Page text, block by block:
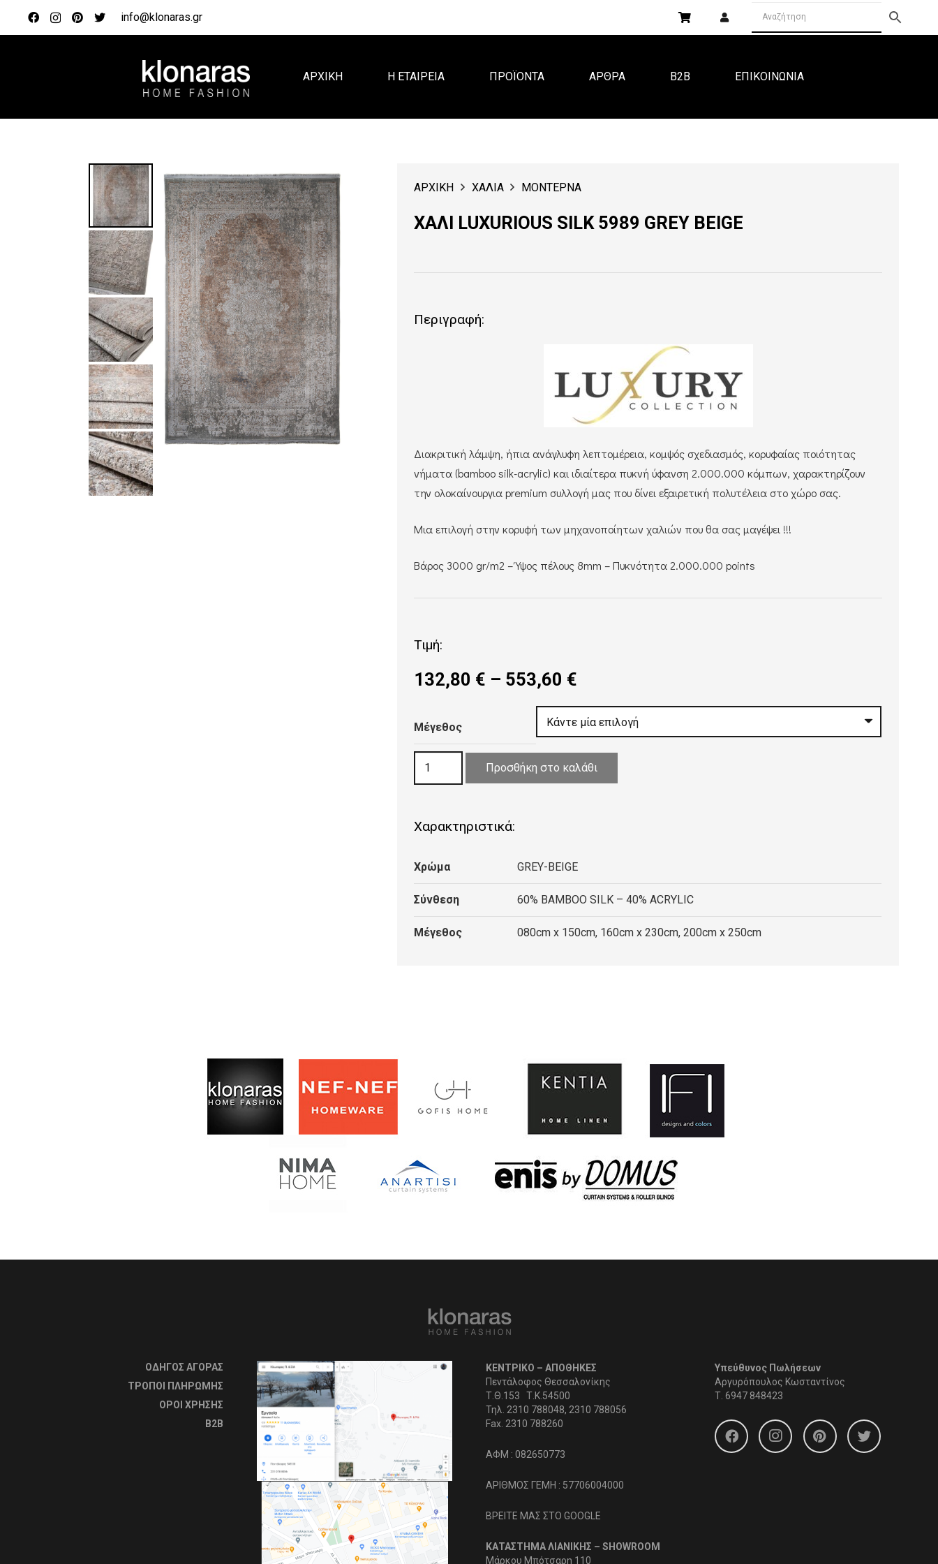
info@klonaras.gr
ΑΡΧΙΚΗ Η ΕΤΑΙΡΕΙΑ ΠΡΟΪΟΝΤΑ ΑΡΘΡΑ B2B ΕΠΙΚΟΙΝΩΝΙΑ
ΑΡΧΙΚΗ ΧΑΛΙΑ ΜΟΝΤΕΡΝΑ
ΧΑΛΙ LUXURIOUS SILK 5989 GREY BEIGE
Περιγραφή:
Διακριτική λάμψη, ήπια ανάγλυφη λεπτομέρεια, κομψός σχεδιασμός, κορυφαίας ποιότητας
νήματα (bamboo silk-acrylic) και ιδιαίτερα πυκνή ύφανση 2.000.000 κόμπων, χαρακτηρίζουν
την ολοκαίνουργια premium συλλογή μας που δίνει εξαιρετική πολυτέλεια στο χώρο σας.
Μια επιλογή στην κορυφή των μηχανοποίητων χαλιών που θα σας μαγέψει !!!
Bάρος 3000 gr/m2 – Ύψος πέλους 8mm – Πυκνότητα 2.000.000 points
Τιμή:
132,80 € – 553,60 €
132,80 €
through
553,60 €
Μέγεθος
GREY
ποσότητα
Προσθήκη στο καλάθι
Χαρακτηριστικά:
Χρώμα GREY-BEIGE
Σύνθεση 60% BAMBOO SILK – 40% ACRYLIC
Μέγεθος 080cm x 150cm, 160cm x 230cm, 200cm x 250cm
ΟΔΗΓΟΣ ΑΓΟΡΑΣ
ΤΡΟΠΟΙ ΠΛΗΡΩΜΗΣ
OΡΟΙ ΧΡΗΣΗΣ
B2B
ΚΕΝΤΡΙΚΟ – ΑΠΟΘΗΚΕΣ
Πεντάλοφος Θεσσαλονίκης
Τ.Θ.153 Τ.Κ.54500
Τηλ. 2310 788048, 2310 788056
Fax. 2310 788260
ΑΦΜ : 082650773
ΑΡΙΘΜΟΣ ΓΕΜΗ : 57706004000
ΒΡΕΙΤΕ ΜΑΣ ΣΤΟ GOOGLE
ΚΑΤΑΣΤΗΜΑ ΛΙΑΝΙΚΗΣ – SHOWROOM
Μάρκου Μπότσαρη 110
Υπεύθυνος Πωλήσεων
Αργυρόπουλος Κωσταντίνος
Τ. 6947 848423